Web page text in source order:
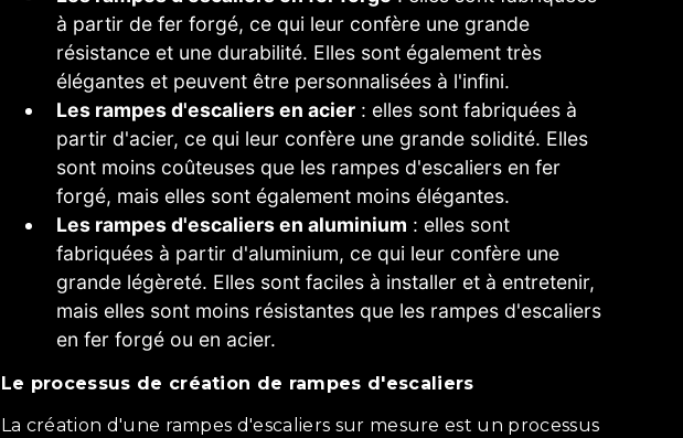
à partir de fer forgé, ce qui leur confère une grande
résistance et une durabilité. Elles sont également très
élégantes et peuvent être personnalisées à l'infini.
Les rampes d'escaliers en acier: elles sont fabriquées à
partir d'acier, ce qui leur confère une grande solidité. Elles
sont moins coûteuses que les rampes d'escaliers en fer
forgé, mais elles sont également moins élégantes.
Les rampes d'escaliers en aluminium : elles sont
fabriquées à partir d'aluminium, ce qui leur confère une
grande légèreté. Elles sont faciles à installer et à entretenir,
mais elles sont moins résistantes que les rampes d'escaliers
en fer forgé ou en acier.
Le processus de création de rampes d'escaliers
La création d'une rampes d'escaliers sur mesure est un processus